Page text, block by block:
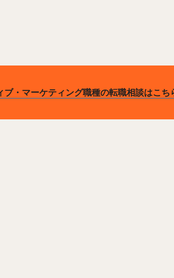
ブ・マーケティング職種の転職相談はこち